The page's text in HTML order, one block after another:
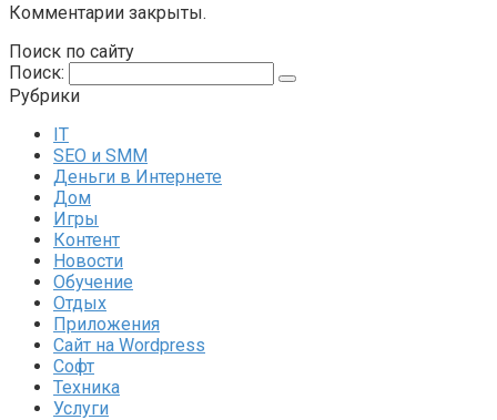
Комментарии закрыты.
Поиск по сайту
Поиск:
Рубрики
IT
SEO и SMM
Деньги в Интернете
Дом
Игры
Контент
Новости
Обучение
Отдых
Приложения
Сайт на Wordpress
Софт
Техника
Услуги